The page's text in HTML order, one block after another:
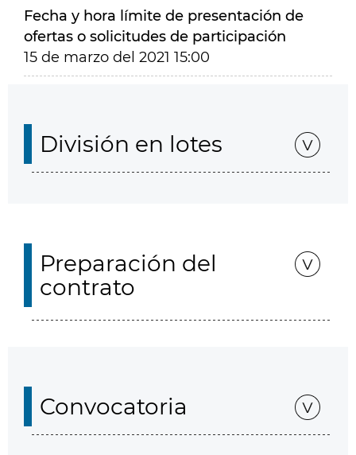
Fecha y hora límite de presentación de
ofertas o solicitudes de participación
15 de marzo del 2021 15:00
División en lotes
Preparación del
contrato
Convocatoria